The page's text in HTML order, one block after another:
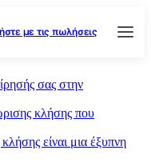
με τις πωλήσεις
σας στην
κλήσης που
είναι μια έξυπνη